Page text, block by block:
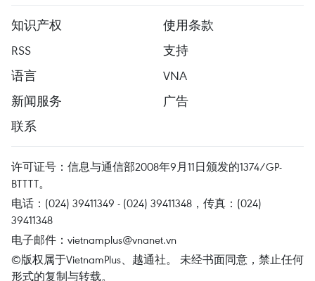
知识产权
使用条款
RSS
支持
语言
VNA
新闻服务
广告
联系
许可证号：信息与通信部2008年9月11日颁发的1374/GP-
BTTTT。
电话：(024) 39411349 - (024) 39411348，传真：(024)
39411348
电子邮件： vietnamplus@vnanet.vn
©版权属于VietnamPlus、越通社。 未经书面同意，禁止任何
形式的复制与转载。